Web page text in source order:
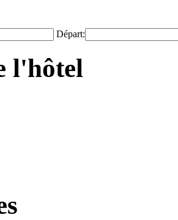
Départ:
l'hôtel